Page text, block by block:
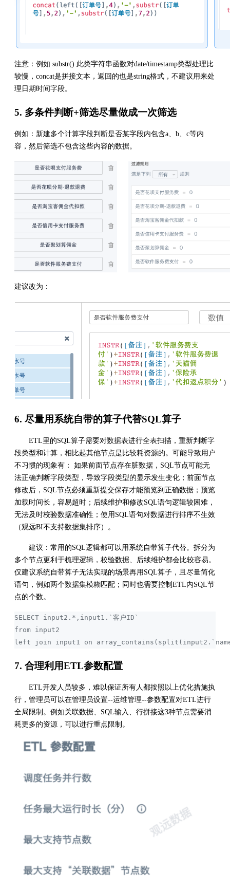
注意：例如 substr() 此类字符串函数对date/timestamp类型处理比
较慢，concat是拼接文本，返回的也是string格式，不建议用来处
理日期时间字段。
5. 多条件判断+筛选尽量做成一次筛选
例如：新建多个计算字段判断是否某字段内包含a、b、c等内
容，然后筛选不包含这些内容的数据。
建议改为：
6. 尽量用系统自带的算子代替SQL算子
ETL里的SQL算子需要对数据表进行全表扫描，重新判断字
段类型和计算，相比起其他节点是比较耗资源的。可能导致用户
不习惯的现象有： 如果前面节点存在脏数据，SQL节点可能无
法正确判断字段类型，导致字段类型的显示发生变化；前面节点
修改后，SQL节点必须重新提交保存才能预览到正确数据；预览
加载时间长，容易超时；后续维护和修改SQL语句逻辑较困难，
无法及时校验数据准确性；使用SQL语句对数据进行排序不生效
（观远BI不支持数据集排序）。
建议：常用的SQL逻辑都可以用系统自带算子代替。拆分为
多个节点更利于梳理逻辑，校验数据、后续维护都会比较容易。
仅建议系统自带算子无法实现的场景再用SQL算子，且尽量简化
语句，例如两个数据集模糊匹配；同时也需要控制ETL内SQL节
点的个数。
SELECT input2.*,input1.`客户ID`
from input2
left join input1 on
7. 合理利用ETL参数配置
ETL开发人员较多，难以保证所有人都按照以上优化措施执
行，管理员可以在管理员设置--运维管理--参数配置对ETL进行
全局限制。例如关联数据、SQL输入、行拼接这3种节点需要消
耗更多的资源，可以进行重点限制。